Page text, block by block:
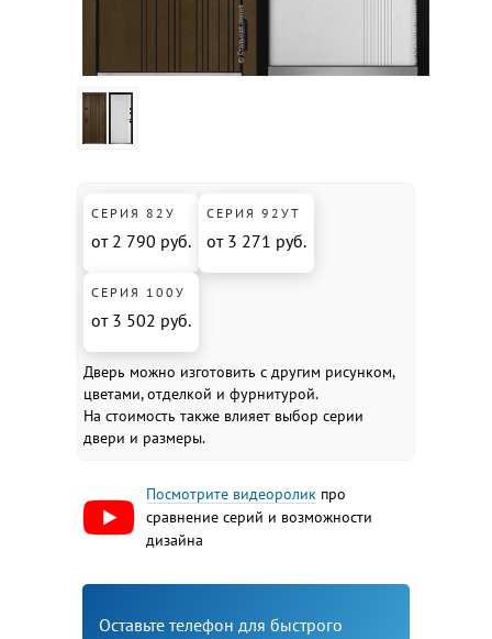
СЕРИЯ 82У
от 2 790 руб.
СЕРИЯ 92УТ
от 3 271 руб.
СЕРИЯ 100У
от 3 502 руб.
Дверь можно изготовить с другим рисунком,
цветами, отделкой и фурнитурой.
На стоимость также влияет выбор серии
двери и размеры.
Посмотрите видеоролик про
сравнение серий и возможности
дизайна
Оставьте телефон для быстрого